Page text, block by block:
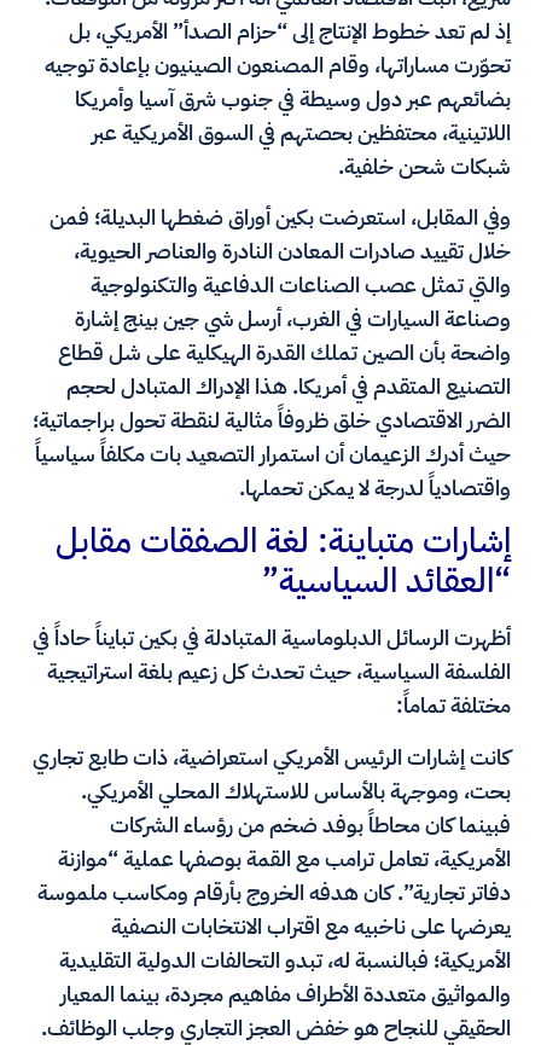
إذ لم تعد خطوط الإنتاج إلى “حزام الصدأ” الأمريكي، بل
تحوّرت مساراتها، وقام المصنعون الصينيون بإعادة توجيه
بضائعهم عبر دول وسيطة في جنوب شرق آسيا وأمريكا
اللاتينية، محتفظين بحصتهم في السوق الأمريكية عبر
شبكات شحن خلفية.
وفي المقابل، استعرضت بكين أوراق ضغطها البديلة؛ فمن
خلال تقييد صادرات المعادن النادرة والعناصر الحيوية،
والتي تمثل عصب الصناعات الدفاعية والتكنولوجية
وصناعة السيارات في الغرب، أرسل شي جين بينج إشارة
واضحة بأن الصين تملك القدرة الهيكلية على شل قطاع
التصنيع المتقدم في أمريكا. هذا الإدراك المتبادل لحجم
الضرر الاقتصادي خلق ظروفاً مثالية لنقطة تحول براجماتية؛
حيث أدرك الزعيمان أن استمرار التصعيد بات مكلفاً سياسياً
واقتصادياً لدرجة لا يمكن تحملها.
إشارات متباينة: لغة الصفقات مقابل
“العقائد السياسية”
أظهرت الرسائل الدبلوماسية المتبادلة في بكين تبايناً حاداً في
الفلسفة السياسية، حيث تحدث كل زعيم بلغة استراتيجية
مختلفة تماماً:
كانت إشارات الرئيس الأمريكي استعراضية، ذات طابع تجاري
بحت، وموجهة بالأساس للاستهلاك المحلي الأمريكي.
فبينما كان محاطاً بوفد ضخم من رؤساء الشركات
الأمريكية، تعامل ترامب مع القمة بوصفها عملية “موازنة
دفاتر تجارية”. كان هدفه الخروج بأرقام ومكاسب ملموسة
يعرضها على ناخبيه مع اقتراب الانتخابات النصفية
الأمريكية؛ فبالنسبة له، تبدو التحالفات الدولية التقليدية
والمواثيق متعددة الأطراف مفاهيم مجردة، بينما المعيار
الحقيقي للنجاح هو خفض العجز التجاري وجلب الوظائف.